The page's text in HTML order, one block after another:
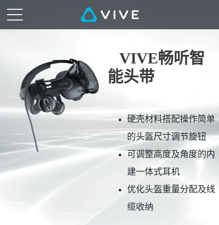
VIVE
头
带-
VR
虚
VIVE畅听智
能头带
硬壳材料搭配操作简单
的头盔尺寸调节旋钮
可调整高度及角度的内
建一体式耳机
优化头盔重量分配及线
缆收纳